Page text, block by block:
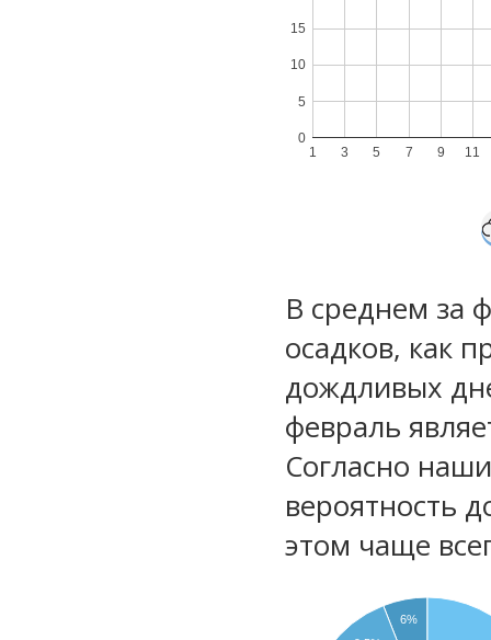
1 3 5 7 9 11
0
5
10
15
В среднем за
осадков, как
дождливых
февраль
Согласно
вероятность
этом чаще
6%